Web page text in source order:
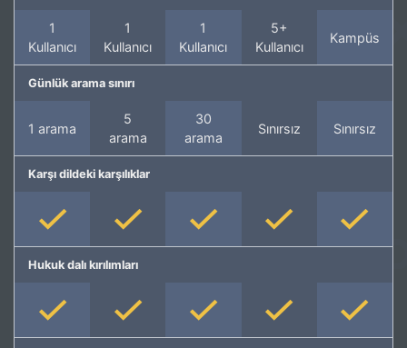
1
Kullanıcı
1
Kullanıcı
1
Kullanıcı
5+
Kullanıcı
Kampüs
Günlük arama sınırı
1 arama
5
arama
30
arama
Sınırsız Sınırsız
Karşı dildeki karşılıklar
Hukuk dalı kırılımları